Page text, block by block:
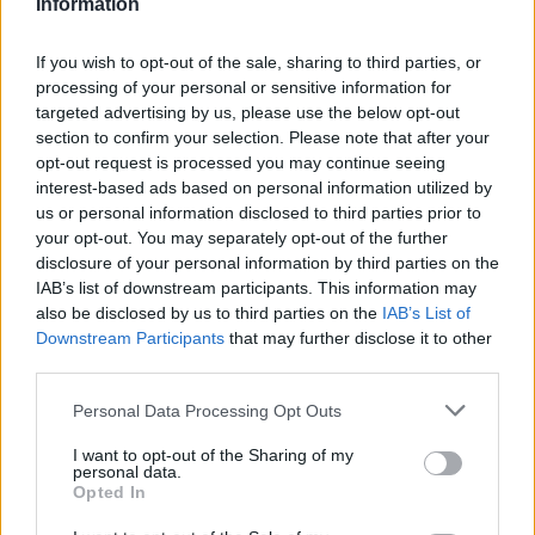
Information
If you wish to opt-out of the sale, sharing to third parties, or
processing of your personal or sensitive information for
targeted advertising by us, please use the below opt-out
section to confirm your selection. Please note that after your
opt-out request is processed you may continue seeing
interest-based ads based on personal information utilized by
us or personal information disclosed to third parties prior to
your opt-out. You may separately opt-out of the further
disclosure of your personal information by third parties on the
IAB’s list of downstream participants. This information may
also be disclosed by us to third parties on the IAB’s List of
Downstream Participants that may further disclose it to other
Personal Data Processing Opt Outs
I want to opt-out of the Sharing of my
personal data.
Opted In
spędzania razem czasu, przyszła pora na
pokojach.Mężczyzna czule żegna
kochankę, ale nie chce się z nią
rozstawać. Życzy on kobiecie, aby
otoczył ją opieką anioł, czyli, aby mogła
spać spokojnie i odpocząć od problemów
życia codziennego. Chciałby także, żeby
ukochana wspominała go podczas snu i
aby pamięć o wspólnych chwilach ją
koiła. Życzy jej, aby w marzeniach
sennych widziała jego obraz.
Dwie ostatnie zwrotki oddają dynamizm
rozstania i pragnienie mężczyzny, aby